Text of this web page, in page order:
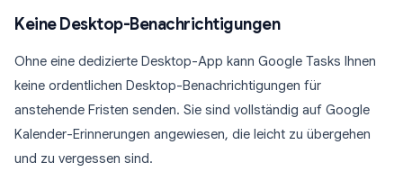
Keine Desktop-Benachrichtigungen
Ohne eine dedizierte Desktop-App kann Google Tasks Ihnen
keine ordentlichen Desktop-Benachrichtigungen für
anstehende Fristen senden. Sie sind vollständig auf Google
Kalender-Erinnerungen angewiesen, die leicht zu übergehen
und zu vergessen sind.